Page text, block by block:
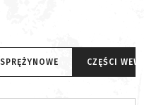
SPRĘŻYNOWE CZĘŚCI